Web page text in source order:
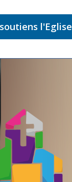
l'Eglise